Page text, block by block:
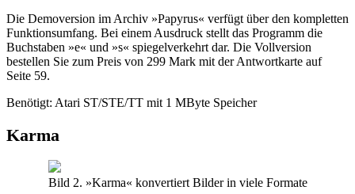
Die Demoversion im Archiv »Papyrus« verfügt über den kompletten
Funktionsumfang. Bei einem Ausdruck stellt das Programm die
Buchstaben »e« und »s« spiegelverkehrt dar. Die Vollversion
bestellen Sie zum Preis von 299 Mark mit der Antwortkarte auf
Seite 59.
Benötigt: Atari ST/STE/TT mit 1 MByte Speicher
Karma
Bild 2. »Karma« konvertiert Bilder in viele Formate